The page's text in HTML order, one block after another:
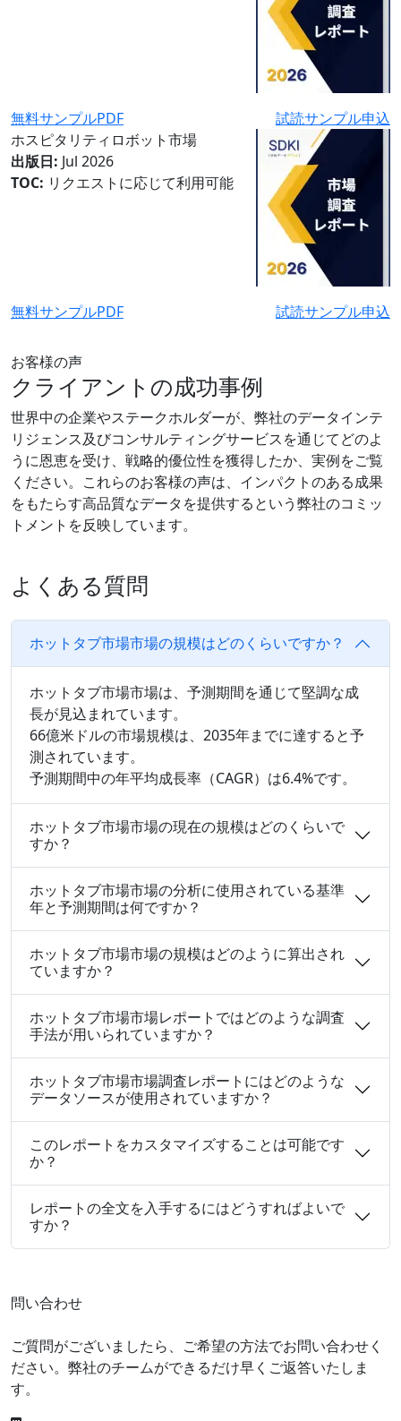
無料サンプルPDF
試読サンプル申込
ホスピタリティロボット市場
出版日: Jul 2026
TOC: リクエストに応じて利用可能
無料サンプルPDF 試読サンプル申込
お客様の声
クライアントの成功事例
世界中の企業やステークホルダーが、弊社のデータインテ
リジェンス及びコンサルティングサービスを通じてどのよ
うに恩恵を受け、戦略的優位性を獲得したか、実例をご覧
ください。これらのお客様の声は、インパクトのある成果
をもたらす高品質なデータを提供するという弊社のコミッ
トメントを反映しています。
よくある質問
ホットタブ市場市場の規模はどのくらいですか？
ホットタブ市場市場は、予測期間を通じて堅調な成
長が見込まれています。
66億米ドルの市場規模は、2035年までに達すると予
測されています。
予測期間中の年平均成長率（CAGR）は6.4%です。
ホットタブ市場市場の現在の規模はどのくらいで
すか？
ホットタブ市場市場の分析に使用されている基準
年と予測期間は何ですか？
ホットタブ市場市場の規模はどのように算出され
ていますか？
ホットタブ市場市場レポートではどのような調査
手法が用いられていますか？
ホットタブ市場市場調査レポートにはどのような
データソースが使用されていますか？
このレポートをカスタマイズすることは可能です
か？
レポートの全文を入手するにはどうすればよいで
すか？
問い合わせ
ご質問がございましたら、ご希望の方法でお問い合わせく
ださい。弊社のチームができるだけ早くご返答いたしま
す。